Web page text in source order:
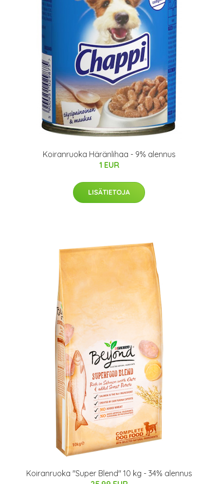
Koiranruoka Häränlihaa - 9% alennus
1 EUR
LISÄTIETOJA
Koiranruoka "Super Blend" 10 kg - 34% alennus